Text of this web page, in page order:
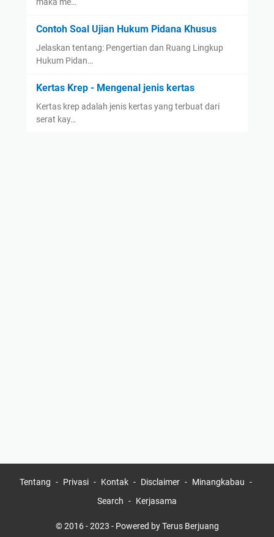
maka me…
Contoh Soal Ujian Hukum Pidana Khusus
Jelaskan tentang: Pengertian dan Ruang Lingkup
Hukum Pidan…
Kertas Krep - Mengenal jenis kertas
Kertas krep adalah jenis kertas yang terbuat dari
serat kay…
Tentang Privasi Kontak Disclaimer
Minangkabau
Search
Kerjasama
© 2016 - 2023 - Powered by Terus Berjuang